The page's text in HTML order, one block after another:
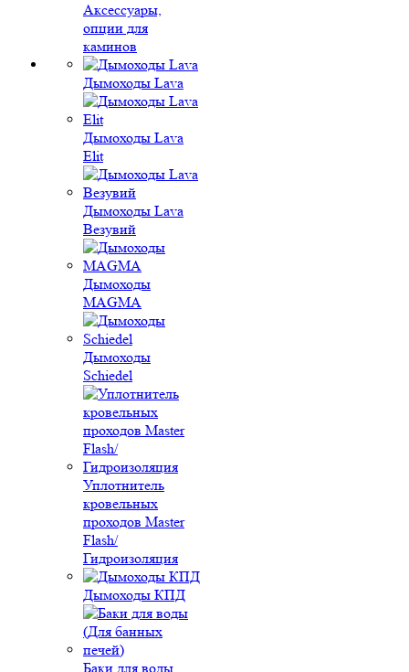
Аксессуары,
опции для
каминов
Дымоходы Lava
Дымоходы Lava
Elit
Дымоходы Lava
Везувий
Дымоходы
MAGMA
Дымоходы
Schiedel
Уплотнитель
кровельных
проходов Master
Flash/
Гидроизоляция
Дымоходы КПД
Баки для воды